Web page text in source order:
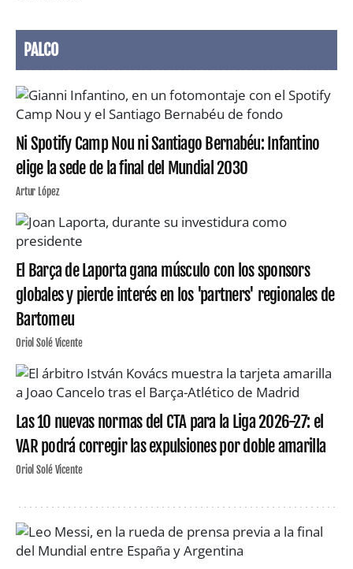
PALCO
Ni Spotify Camp Nou ni Santiago Bernabéu: Infantino
elige la sede de la final del Mundial 2030
Artur López
El Barça de Laporta gana músculo con los sponsors
globales y pierde interés en los 'partners' regionales de
Bartomeu
Oriol Solé Vicente
Las 10 nuevas normas del CTA para la Liga 2026-27: el
VAR podrá corregir las expulsiones por doble amarilla
Oriol Solé Vicente